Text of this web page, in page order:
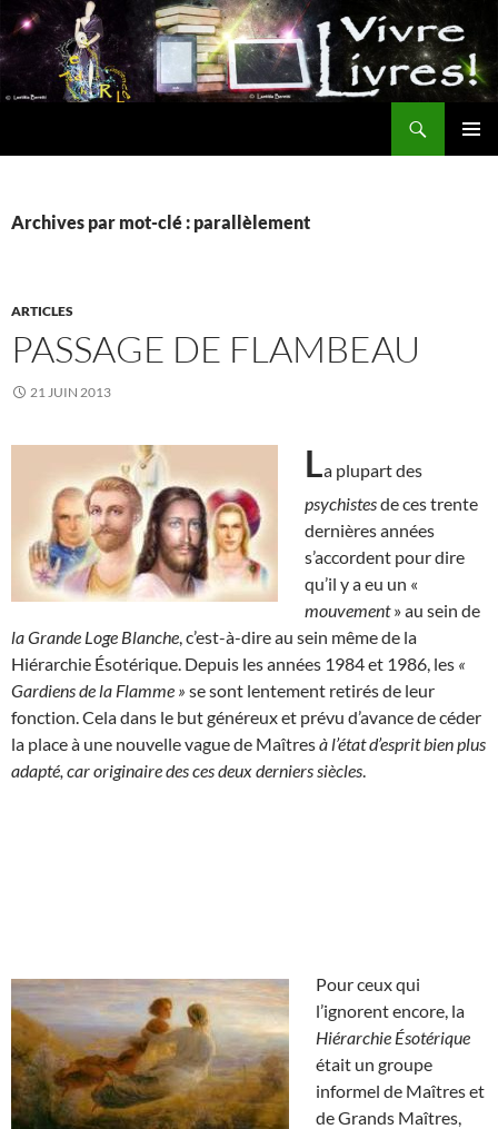
Aller
au
contenu
Archives par mot-clé : parallèlement
ARTICLES
PASSAGE DE FLAMBEAU
21 JUIN 2013
La plupart des
psychistesde ces trente
dernières années
s’accordent pour dire
qu’il y a eu un «
mouvement» au sein de
la Grande Loge Blanche , c’est-à-dire au sein même de la
Hiérarchie Ésotérique. Depuis les années 1984 et 1986, les «
Gardiens de la Flamme » se sont lentement retirés de leur
fonction. Cela dans le but généreux et prévu d’avance de céder
la place à une nouvelle vague de Maîtresà l’état d’esprit bien plus
adapté, car originaire des ces deux derniers siècles
Pour ceux qui
l’ignorent encore, la
Hiérarchie Ésotérique
était un groupe
informel de Maîtres et
de Grands Maîtres,